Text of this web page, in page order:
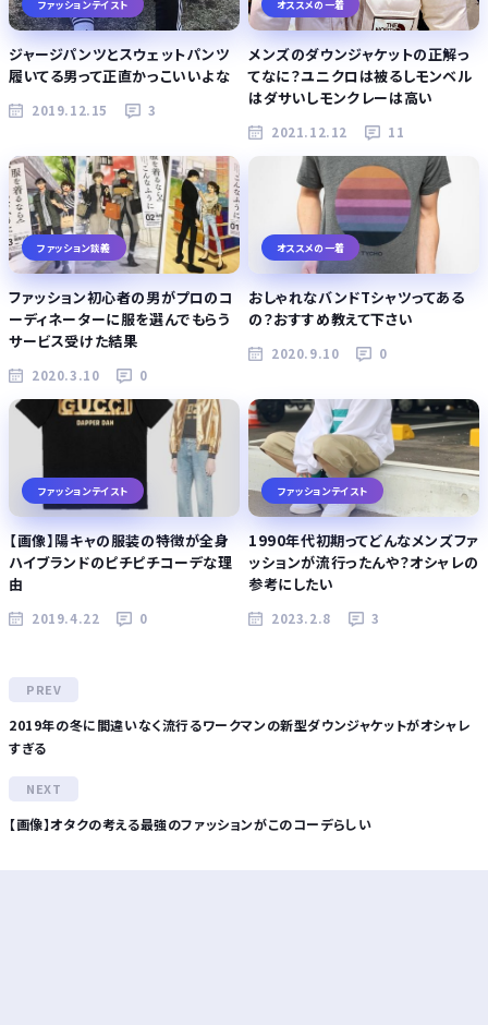
ファッションテイスト
ジャージパンツとスウェットパンツ
履いてる男って正直かっこいいよな
2019.12.15 3
オススメの一着
メンズのダウンジャケットの正解っ
てなに？ユニクロは被るしモンベル
はダサいしモンクレーは高い
2021.12.12 11
ファッション談義
ファッション初心者の男がプロのコ
ーディネーターに服を選んでもらう
サービス受けた結果
2020.3.10 0
オススメの一着
おしゃれなバンドTシャツってある
の？おすすめ教えて下さい
2020.9.10 0
ファッションテイスト
【画像】陽キャの服装の特徴が全身
ハイブランドのピチピチコーデな理
由
2019.4.22 0
ファッションテイスト
1990年代初期ってどんなメンズファ
ッションが流行ったんや？オシャレの
参考にしたい
2023.2.8 3
2019年の冬に間違いなく流行るワークマンの新型ダウンジャケットがオシャレ
すぎる
【画像】オタクの考える最強のファッションがこのコーデらしい